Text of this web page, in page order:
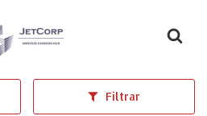
inicial
Filtrar